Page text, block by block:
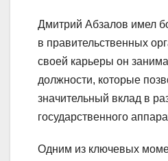
Дмитрий Абзалов имел
в правительственных
своей карьеры он
должности, которые
значительный вклад в
государственного
Одним из ключевых